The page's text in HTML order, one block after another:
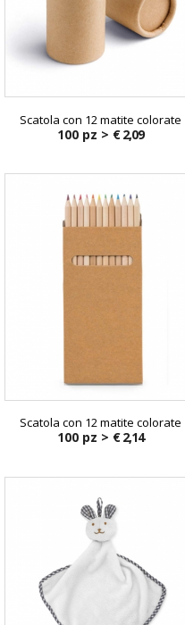
Scatola con 12 matite colorate
100 pz > € 2,09
Scatola con 12 matite colorate
100 pz > € 2,14